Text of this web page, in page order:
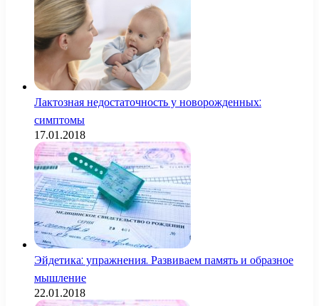
Лактозная недостаточность у новорожденных:
симптомы
17.01.2018
Эйдетика: упражнения. Развиваем память и образное
мышление
22.01.2018